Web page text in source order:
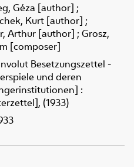
Géza [author] ;
Kurt [author] ;
Arthur [author] ; Grosz,
[composer]
Besetzungszettel -
und deren
:
(1933)